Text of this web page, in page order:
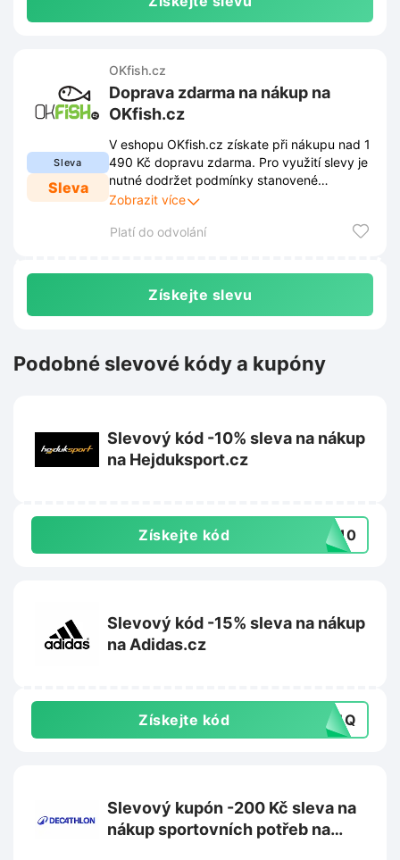
Sleva
Sleva
OKfish.cz
Doprava zdarma na nákup na
OKfish.cz
V eshopu OKfish.cz získate při nákupu nad 1
490 Kč dopravu zdarma. Pro využití slevy je
nutné dodržet podmínky stanovené
obchodem. Tyto podmínky jsou zveřejněny
se průběžně měnit.
Zobrazit více
Platí do odvolání
Získejte slevu
Podobné slevové kódy a kupóny
Slevový kód -10% sleva na nákup
na Hejduksport.cz
Získejte kód ME10
Slevový kód -15% sleva na nákup
na Adidas.cz
Získejte kód PR4Q
Slevový kupón -200 Kč sleva na
nákup sportovních potřeb na